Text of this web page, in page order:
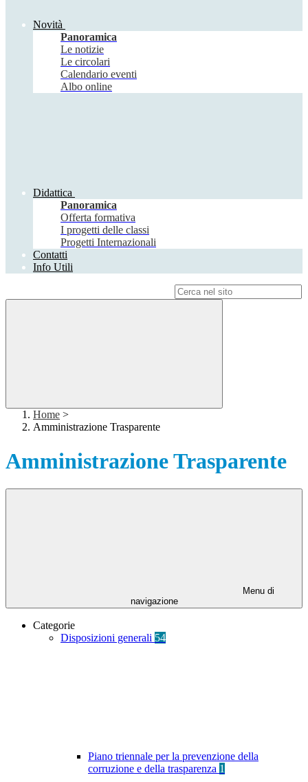
Novità
Panoramica
Le notizie
Le circolari
Calendario eventi
Albo online
Didattica
Panoramica
Offerta formativa
I progetti delle classi
Progetti Internazionali
Contatti
Info Utili
Home >
Amministrazione Trasparente
Amministrazione Trasparente
Menu di
navigazione
Categorie
Disposizioni generali 54
Piano triennale per la prevenzione della
corruzione e della trasparenza 1